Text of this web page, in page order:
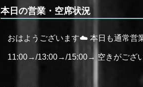
本日の営業・空席状況
おはようございます☁️ 本日も通常営
11:00→/13:00→/15:00→ 空きがござ